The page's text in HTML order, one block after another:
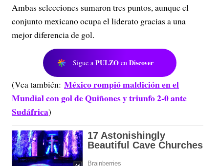
Ambas selecciones sumaron tres puntos, aunque el
conjunto mexicano ocupa el liderato gracias a una
mejor diferencia de gol.
Sigue a PULZO en Discover
(Vea también: México rompió maldición en el
Mundial con gol de Quiñones y triunfo 2-0 ante
Sudáfrica)